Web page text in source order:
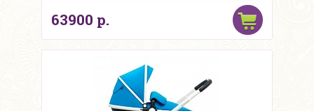
63900 р.